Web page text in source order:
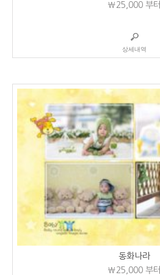
₩25,000부터
상세내역
동화나라
₩25,000부터